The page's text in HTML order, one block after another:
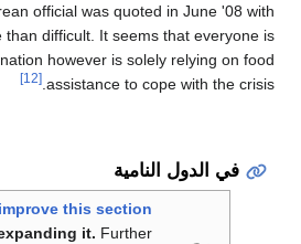
extent that a North Korean official was
saying "Life is more than difficult. It
going to die")..
This nation however is
assistance to
[12]
Please help
by expanding it.